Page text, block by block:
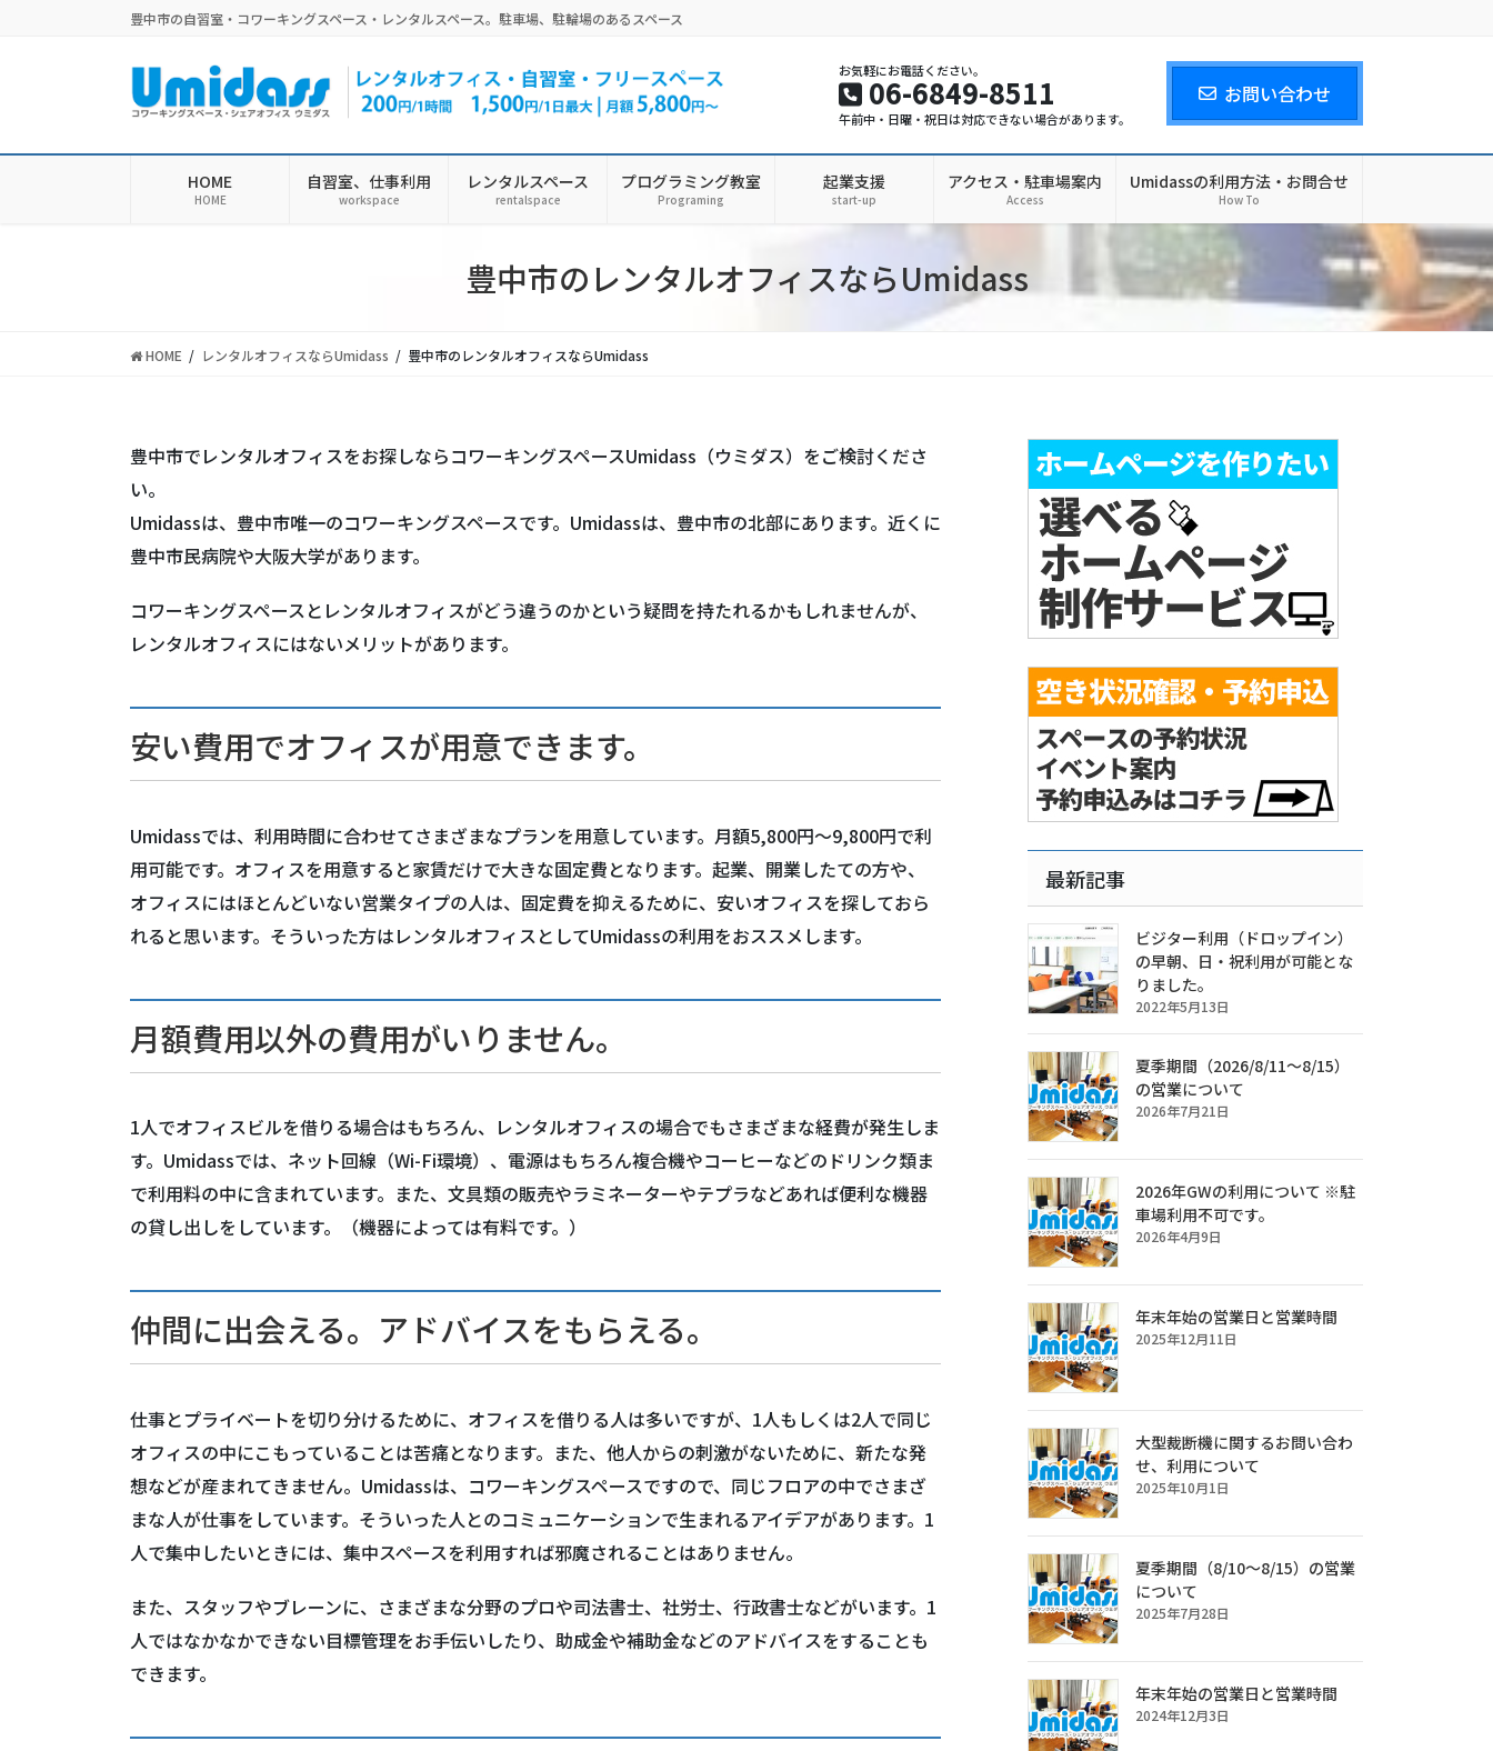
豊中市の自習室・コワーキングスペース・レンタルスペース。駐車場、駐輪場のあるスペース
お気軽にお電話ください。
06-6849-8511
午前中・日曜・祝日は対応できない場合があります。
お問い合わせ
HOME
HOME
自習室、仕事利用
workspace
レンタルスペース
rentalspace
プログラミング教室
Programing
起業支援
start-up
アクセス・駐車場案内
Access
Umidassの利用方法・お問合せ
How To
豊中市のレンタルオフィスならUmidass
HOME レンタルオフィスならUmidass 豊中市のレンタルオフィスならUmidass
豊中市でレンタルオフィスをお探しならコワーキングスペースUmidass（ウミダス）をご検討くださ
い。
Umidassは、豊中市唯一のコワーキングスペースです。Umidassは、豊中市の北部にあります。近くに
豊中市民病院や大阪大学があります。
コワーキングスペースとレンタルオフィスがどう違うのかという疑問を持たれるかもしれませんが、
レンタルオフィスにはないメリットがあります。
安い費用でオフィスが用意できます。
Umidassでは、利用時間に合わせてさまざまなプランを用意しています。月額5,800円～9,800円で利
用可能です。オフィスを用意すると家賃だけで大きな固定費となります。起業、開業したての方や、
オフィスにはほとんどいない営業タイプの人は、固定費を抑えるために、安いオフィスを探しておら
れると思います。そういった方はレンタルオフィスとしてUmidassの利用をおススメします。
月額費用以外の費用がいりません。
1人でオフィスビルを借りる場合はもちろん、レンタルオフィスの場合でもさまざまな経費が発生しま
す。Umidassでは、ネット回線（Wi-Fi環境）、電源はもちろん複合機やコーヒーなどのドリンク類ま
で利用料の中に含まれています。また、文具類の販売やラミネーターやテプラなどあれば便利な機器
の貸し出しをしています。（機器によっては有料です。）
仲間に出会える。アドバイスをもらえる。
仕事とプライベートを切り分けるために、オフィスを借りる人は多いですが、1人もしくは2人で同じ
オフィスの中にこもっていることは苦痛となります。また、他人からの刺激がないために、新たな発
想などが産まれてきません。Umidassは、コワーキングスペースですので、同じフロアの中でさまざ
まな人が仕事をしています。そういった人とのコミュニケーションで生まれるアイデアがあります。1
人で集中したいときには、集中スペースを利用すれば邪魔されることはありません。
また、スタッフやブレーンに、さまざまな分野のプロや司法書士、社労士、行政書士などがいます。1
人ではなかなかできない目標管理をお手伝いしたり、助成金や補助金などのアドバイスをすることも
できます。
最新記事
ビジター利用（ドロップイン）
の早朝、日・祝利用が可能とな
りました。
2022年5月13日
夏季期間（2026/8/11～8/15）
の営業について
2026年7月21日
2026年GWの利用について ※駐
車場利用不可です。
2026年4月9日
年末年始の営業日と営業時間
2025年12月11日
大型裁断機に関するお問い合わ
せ、利用について
2025年10月1日
夏季期間（8/10～8/15）の営業
について
2025年7月28日
年末年始の営業日と営業時間
2024年12月3日